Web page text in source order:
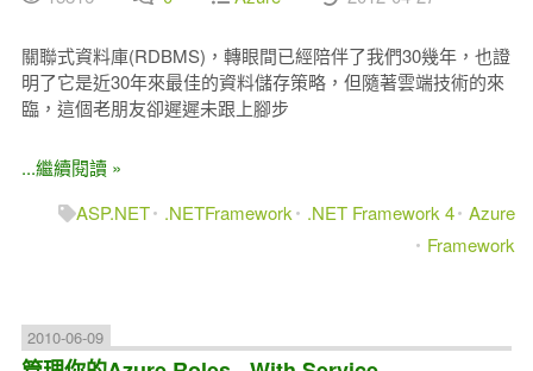
關聯式資料庫(RDBMS)，轉眼間已經陪伴了我們30幾年，也證
明了它是近30年來最佳的資料儲存策略，但隨著雲端技術的來
臨，這個老朋友卻遲遲未跟上腳步
...繼續閱讀 »
ASP.NET
.NETFramework .NET Framework 4 Azure
Framework
2010-06-09